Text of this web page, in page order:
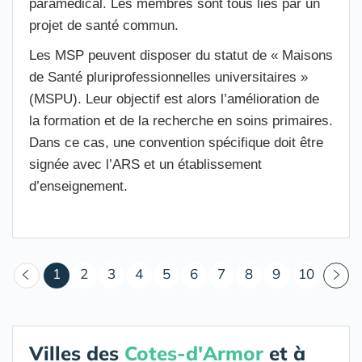
paramédical. Les membres sont tous liés par un
projet de santé commun.
Les MSP peuvent disposer du statut de « Maisons
de Santé pluriprofessionnelles universitaires »
(MSPU). Leur objectif est alors l’amélioration de
la formation et de la recherche en soins primaires.
Dans ce cas, une convention spécifique doit être
signée avec l’ARS et un établissement
d’enseignement.
1 (courant)
2 3 4 5 6 7 8 9 10
Villes des Cotes-d'Armor et à